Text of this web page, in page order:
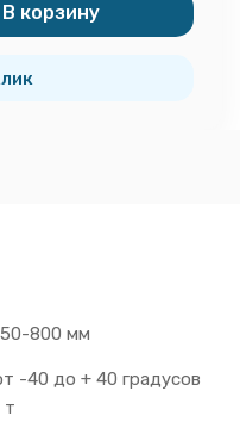
В корзину
800 мм
-40 до + 40 градусов
т